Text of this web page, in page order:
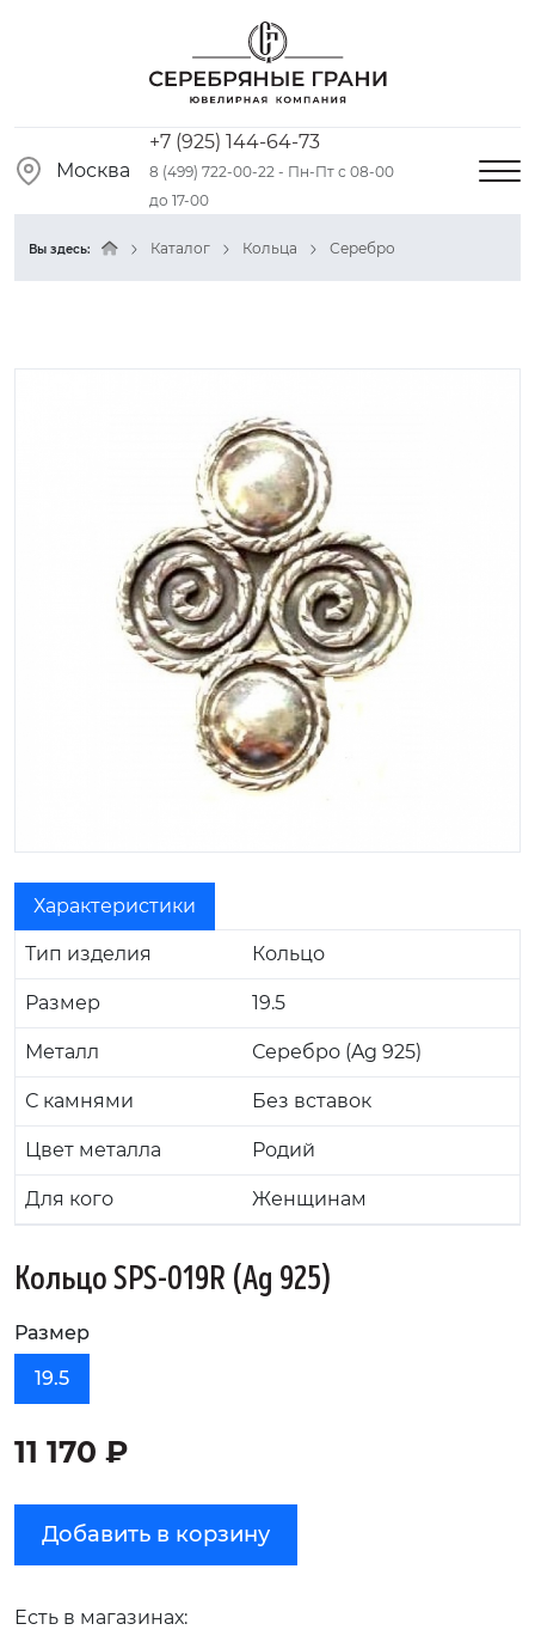
Москва
+7 (925) 144-64-73
8 (499) 722-00-22 - Пн-Пт с 08-00
до 17-00
Вы здесь: Каталог Кольца Серебро
Характеристики
Тип изделия Кольцо
Размер 19.5
Металл Серебро (Ag 925)
С камнями Без вставок
Цвет металла Родий
Для кого Женщинам
Кольцо SPS-019R (Ag 925)
Размер
19.5
11 170 ₽
Добавить в корзину
Есть в магазинах: